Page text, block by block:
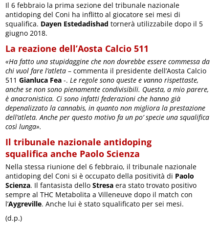
Il 6 febbraio la prima sezione del tribunale nazionale
antidoping del Coni ha inflitto al giocatore sei mesi di
squalifica. Dayen Estedadishad tornerà utilizzabile dopo il 5
giugno 2018.
La reazione dell’Aosta Calcio 511
«Ha fatto una stupidaggine che non dovrebbe essere commessa da
chi vuol fare l’atleta – commenta il presidente dell’Aosta Calcio
511Gianluca Fea -.Le regole sono queste e vanno rispettaste,
anche se non sono pienamente condivisibili. Questa, a mio parere,
è anacronistica. Ci sono infatti federazioni che hanno già
depenalizzato la cannabis, in quanto non migliora la prestazione
dell’atleta. Anche per questo motivo fa un po’ specie una squalifica
così lunga».
Il tribunale nazionale antidoping
squalifica anche Paolo Scienza
Nella stessa riunione del 6 febbraio, il tribunale nazionale
antidoping del Coni si è occupato della positività di Paolo
Scienza. Il fantasista delloStresa era stato trovato positivo
sempre al THC Metabolita a Villeneuve dopo il match con
l’Aygreville. Anche lui è stato squalificato per sei mesi.
(d.p.)